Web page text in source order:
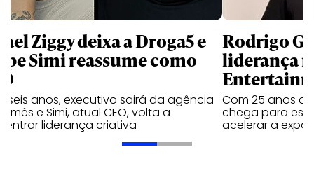
Ziggy deixa a Droga5 e
Simi reassume como
seis anos, executivo sairá da agência
mês e Simi, atual CEO, volta a
liderança criativa
Rodrigo
liderança
Com 25 anos
chega para
acelerar a